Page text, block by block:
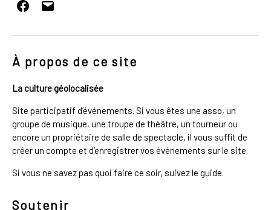
Facebook
E-
mail
À propos de ce site
La culture géolocalisée
Site participatif d’événements. Si vous êtes une asso, un
groupe de musique, une troupe de théâtre, un tourneur ou
encore un propriétaire de salle de spectacle, il vous suffit de
créer un compte et d’enregistrer vos événements sur le site.
Si vous ne savez pas quoi faire ce soir, suivez le guide.
Soutenir